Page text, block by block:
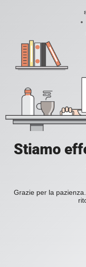
Stiamo
Grazie per la